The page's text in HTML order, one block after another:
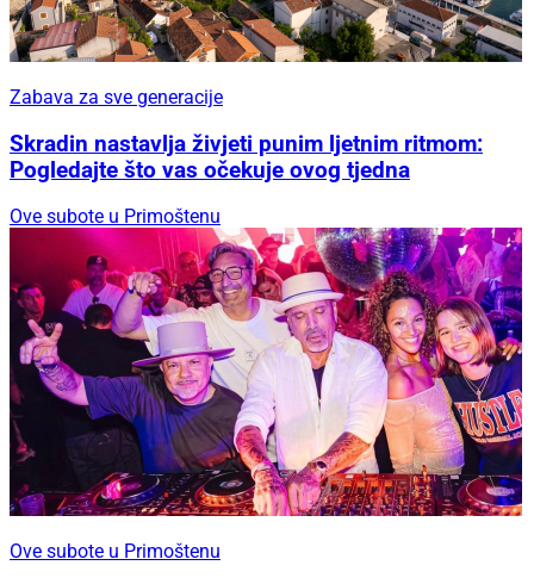
Zabava za sve generacije
Skradin nastavlja živjeti punim ljetnim ritmom:
Pogledajte što vas očekuje ovog tjedna
Ove subote u Primoštenu
Ove subote u Primoštenu